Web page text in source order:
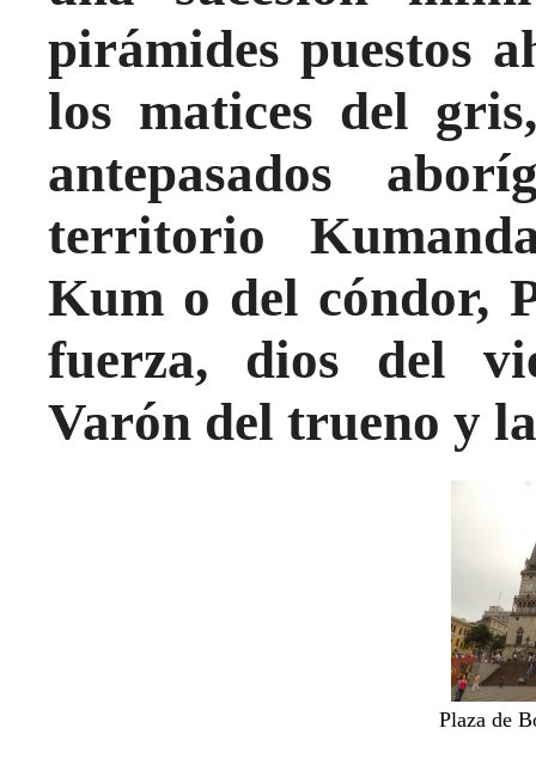
pirámides puestos
los matices del
antepasados
territorio
Kum o del cóndor,
fuerza, dios del
Varón del trueno y
Plaza de